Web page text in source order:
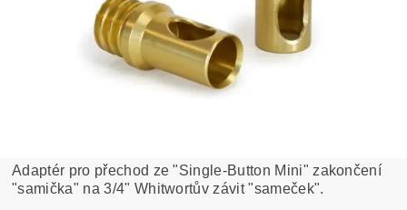
Adaptér pro přechod ze "Single-Button Mini" zakončení
"samička" na 3/4" Whitwortův závit "sameček".